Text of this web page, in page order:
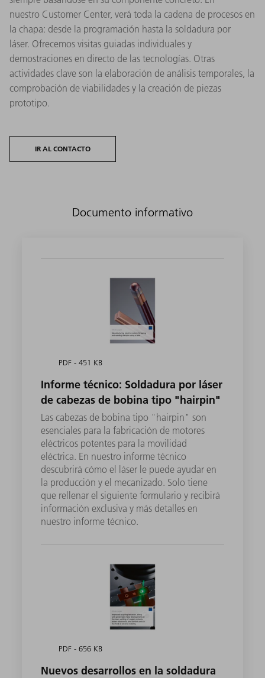
nuestro Customer Center, verá toda la cadena de procesos en
la chapa: desde la programación hasta la soldadura por
láser. Ofrecemos visitas guiadas individuales y
demostraciones en directo de las tecnologías. Otras
actividades clave son la elaboración de análisis temporales, la
comprobación de viabilidades y la creación de piezas
prototipo.
IR AL CONTACTO
Documento informativo
PDF - 451 KB
Informe técnico: Soldadura por láser
de cabezas de bobina tipo "hairpin"
Las cabezas de bobina tipo "hairpin" son
esenciales para la fabricación de motores
eléctricos potentes para la movilidad
eléctrica. En nuestro informe técnico
descubrirá cómo el láser le puede ayudar en
la producción y el mecanizado. Solo tiene
que rellenar el siguiente formulario y recibirá
información exclusiva y más detalles en
nuestro informe técnico.
PDF - 656 KB
Nuevos desarrollos en la soldadura